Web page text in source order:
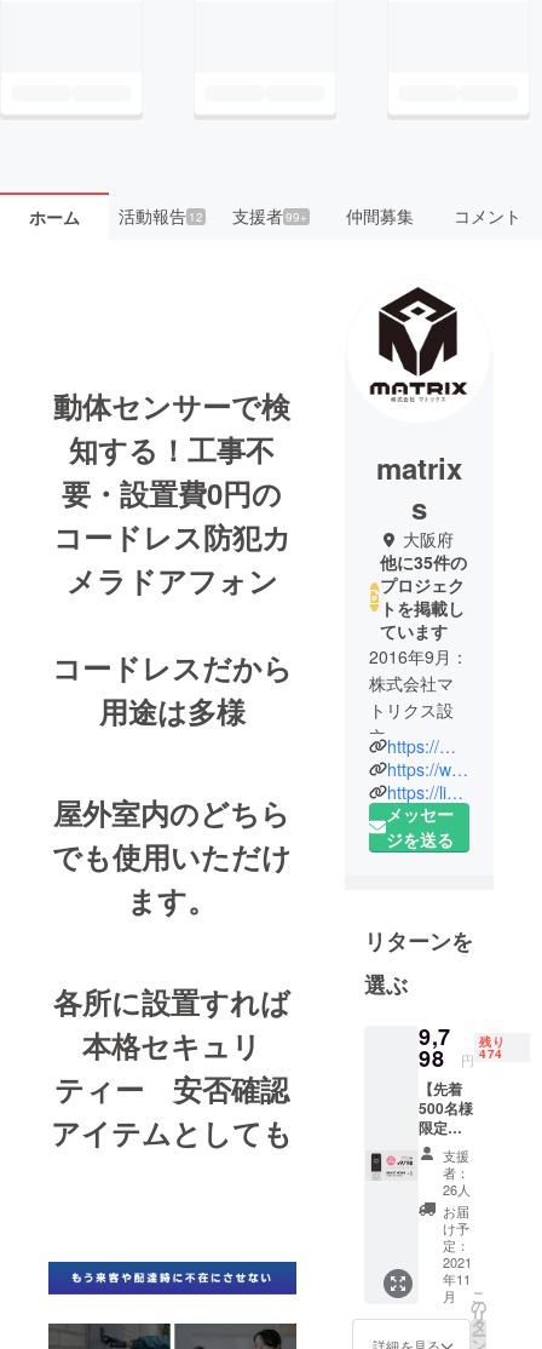
ホーム 活動報告12 支援者99+ 仲間募集 コメント
動体センサーで検
知する！工事不
要・設置費0円の
コードレス防犯カ
メラドアフォン
コードレスだから
用途は多様
屋外室内のどちら
でも使用いただけ
ます。
各所に設置すれば
本格セキュリ
ティー 安否確認
アイテムとしても
matrix
s
大阪府
他に35件の
プロジェク
トを掲載し
ています
2016年9月：
株式会社マ
トリクス設
立
2017年1月：
楽天市場で
雑貨販売を
開始
グ店出店
2020年8月：
意匠、実用
新案の取得
可能な商品
開発及び販
売を目指す
2020年11
月：クラウ
ディング部
署の立ち上
https://matrixsnino.wixsite.com/my-site-2/company
https://www.youtube.com/channel/UCrSOR3OpWMftWiAzRNP2v_A
https://lin.ee/xzfLOfh
メッセー
ジを送る
リターンを
選ぶ
9,7
98 円
残り
474
【先着
500名様
限定早
割】
『約
29％オ
フ』ス
マホで
ドアホ
ン♪×1 ■
先着500
名様 ■
スマホ
でドア
支援
者：
26人
お届
け予
定：
2021
年11
月
こ
の
リ
タ
ー